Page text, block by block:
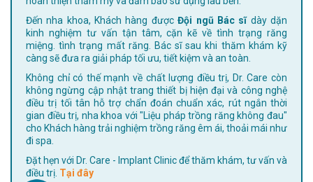
Đến nha khoa, Khách hàng đượcĐội ngũ Bác sĩdày dặn
kinh nghiệm tư vấn tận tâm, cặn kẽ về tình trạng răng
miệng. tình trạng mất răng. Bác sĩ sau khi thăm khám kỹ
càng sẽ đưa ra giải pháp tối ưu, tiết kiệm và an toàn.
Không chỉ có thế mạnh về chất lượng điều trị, Dr. Care còn
không ngừng cập nhật trang thiết bị hiện đại và công nghệ
điều trị tối tân hỗ trợ chẩn đoán chuẩn xác, rút ngắn thời
gian điều trị, nha khoa với "Liệu pháp trồng răng không đau"
cho Khách hàng trải nghiệm trồng răng êm ái, thoải mái như
đi spa.
Đặt hẹn với Dr. Care - Implant Clinic để thăm khám, tư vấn và
điều trị. Tại đây